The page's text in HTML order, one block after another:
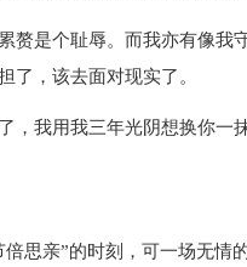
赘是个耻辱。而我亦有像我
了，该去面对现实了。
，我用我三年光阴想换你一
思亲”的时刻，可一场无情